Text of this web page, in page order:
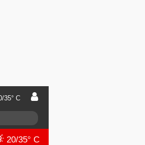
35° C
20/35° C